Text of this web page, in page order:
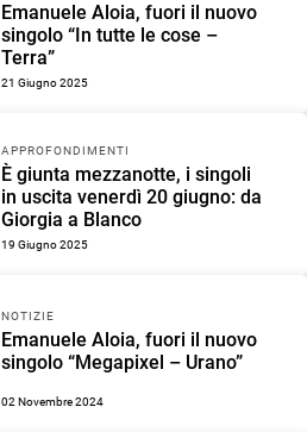
Emanuele Aloia, fuori il nuovo
singolo “In tutte le cose –
Terra”
21 Giugno 2025
APPROFONDIMENTI
È giunta mezzanotte, i singoli
in uscita venerdì 20 giugno: da
Giorgia a Blanco
19 Giugno 2025
NOTIZIE
Emanuele Aloia, fuori il nuovo
singolo “Megapixel – Urano”
02 Novembre 2024